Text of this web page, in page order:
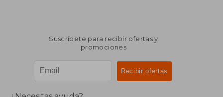
Suscríbete para recibir ofertas y
promociones